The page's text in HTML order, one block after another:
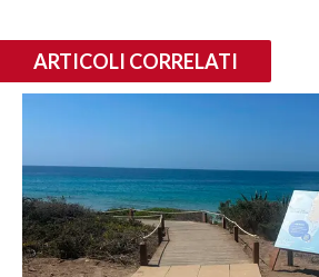
ARTICOLI CORRELATI